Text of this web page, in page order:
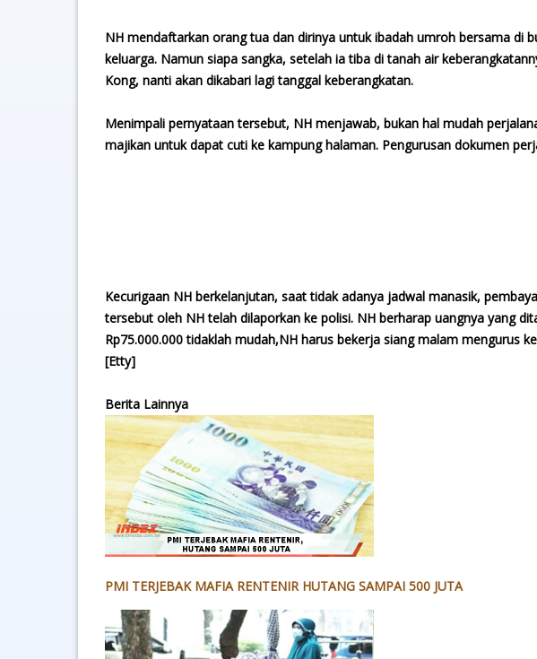
NH mendaftarkan orang tua dan dirinya untuk ibadah umroh bersama di
keluarga. Namun siapa sangka, setelah ia tiba di tanah air
Kong, nanti akan dikabari lagi tanggal keberangkatan.
Menimpali pernyataan tersebut, NH menjawab, bukan hal mudah
majikan untuk dapat cuti ke kampung halaman. Pengurusan dokumen
Kecurigaan NH berkelanjutan, saat tidak adanya jadwal manasik,
tersebut oleh NH telah dilaporkan ke polisi. NH berharap uangnya yang
Rp75.000.000 tidaklah mudah,NH harus bekerja siang malam mengurus
[Etty]
Berita Lainnya
PMI TERJEBAK MAFIA RENTENIR HUTANG SAMPAI 500 JUTA